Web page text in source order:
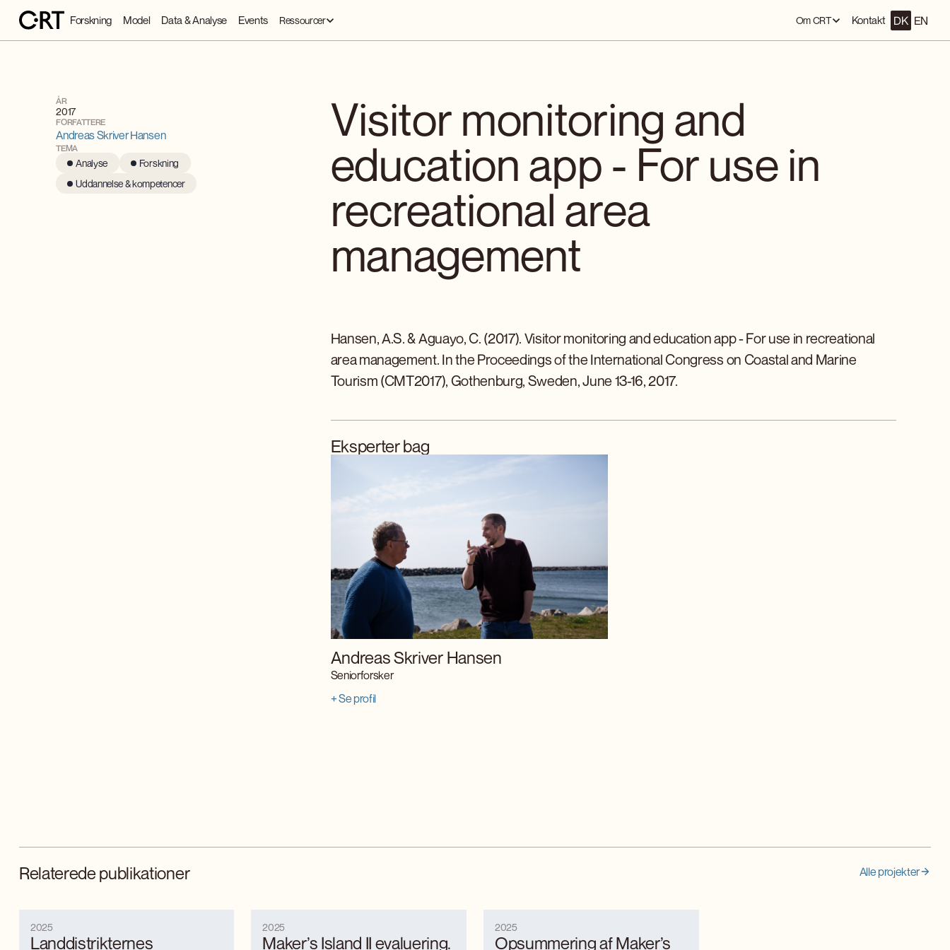
Forskning Model Data & Analyse Events Ressourcer Om CRT Kontakt DK EN
ÅR
2017
FORFATTERE
Andreas Skriver Hansen
TEMA
Analyse
Forskning
Uddannelse & kompetencer
Visitor monitoring and
education app - For use in
recreational area
management
Hansen, A.S. & Aguayo, C. (2017). Visitor monitoring and education app - For use in recreational
area management. In the Proceedings of the International Congress on Coastal and Marine
Tourism (CMT2017), Gothenburg, Sweden, June 13-16, 2017.
Eksperter bag
Andreas Skriver Hansen
Seniorforsker
+ Se profil
Relaterede publikationer Alle projekter
Landdistrikternes
2025
Maker’s Island II evaluering.
2025
Opsummering af Maker’s
2025